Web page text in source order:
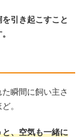
引き起こすこと
瞬間に飼い主さ
。
、空気も一緒に